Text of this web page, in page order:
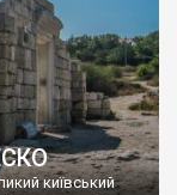
київський